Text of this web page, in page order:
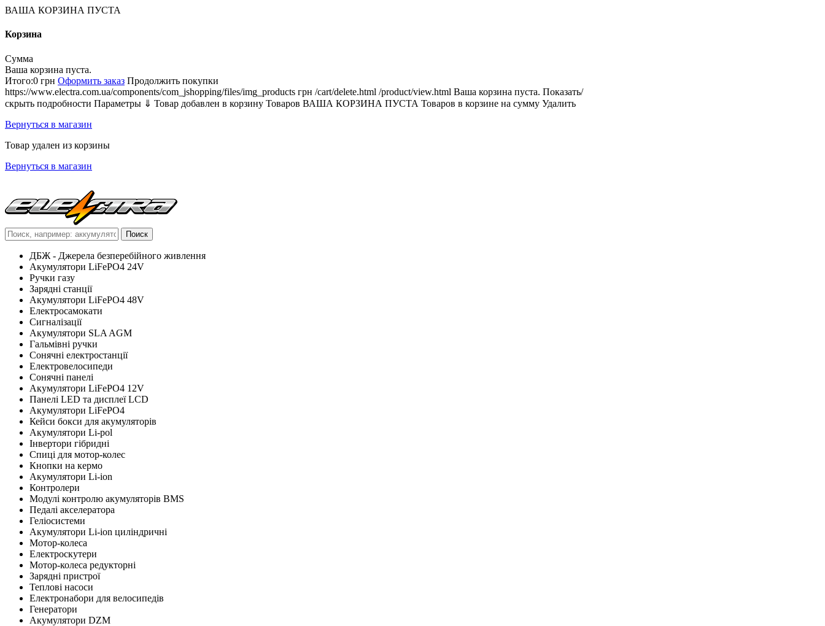
ВАША КОРЗИНА ПУСТА
Корзина
Сумма
Ваша корзина пуста.
Итого:0 грн Оформить заказ Продолжить покупки
https://www.electra.com.ua/components/com_jshopping/files/img_products грн /cart/delete.html /product/view.html Ваша корзина пуста. Показать/
скрыть подробности Параметры ⇓ Товар добавлен в корзину Товаров ВАША КОРЗИНА ПУСТА Товаров в корзине на сумму Удалить
Вернуться в магазин
Товар удален из корзины
Вернуться в магазин
ДБЖ - Джерела безперебійного живлення
Акумулятори LiFePO4 24V
Ручки газу
Зарядні станції
Акумулятори LiFePO4 48V
Електросамокати
Сигналізації
Акумулятори SLA AGM
Гальмівні ручки
Сонячні електростанції
Електровелосипеди
Сонячні панелі
Акумулятори LiFePO4 12V
Панелі LED та дисплеї LCD
Акумулятори LiFePO4
Кейси бокси для акумуляторів
Акумулятори Li-pol
Інвертори гібридні
Cпиці для мотор-колес
Кнопки на кермо
Акумулятори Li-ion
Контролери
Модулі контролю акумуляторів BMS
Педалі акселератора
Геліосистеми
Акумулятори Li-ion циліндричні
Мотор-колеса
Електроскутери
Мотор-колеса редукторні
Зарядні пристрої
Теплові насоси
Електронабори для велосипедів
Генератори
Акумулятори DZM